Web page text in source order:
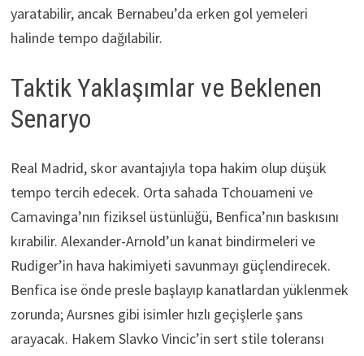
yaratabilir, ancak Bernabeu’da erken gol yemeleri
halinde tempo dağılabilir.
Taktik Yaklaşımlar ve Beklenen
Senaryo
Real Madrid, skor avantajıyla topa hakim olup düşük
tempo tercih edecek. Orta sahada Tchouameni ve
Camavinga’nın fiziksel üstünlüğü, Benfica’nın baskısını
kırabilir. Alexander-Arnold’un kanat bindirmeleri ve
Rudiger’in hava hakimiyeti savunmayı güçlendirecek.
Benfica ise önde presle başlayıp kanatlardan yüklenmek
zorunda; Aursnes gibi isimler hızlı geçişlerle şans
arayacak. Hakem Slavko Vincic’in sert stile toleransı